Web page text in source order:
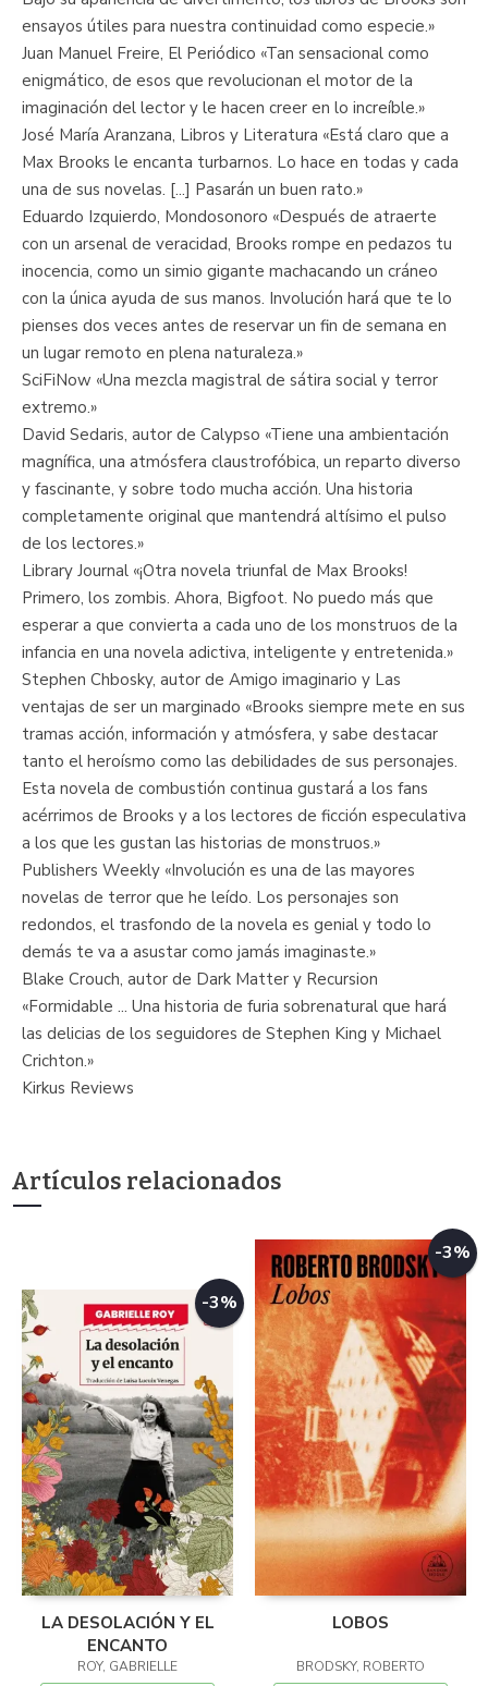
ensayos útiles para nuestra continuidad como especie.»
Juan Manuel Freire, El Periódico «Tan sensacional como
enigmático, de esos que revolucionan el motor de la
imaginación del lector y le hacen creer en lo increíble.»
José María Aranzana, Libros y Literatura «Está claro que a
Max Brooks le encanta turbarnos. Lo hace en todas y cada
una de sus novelas. [...] Pasarán un buen rato.»
Eduardo Izquierdo, Mondosonoro «Después de atraerte
con un arsenal de veracidad, Brooks rompe en pedazos tu
inocencia, como un simio gigante machacando un cráneo
con la única ayuda de sus manos. Involución hará que te lo
pienses dos veces antes de reservar un fin de semana en
un lugar remoto en plena naturaleza.»
SciFiNow «Una mezcla magistral de sátira social y terror
extremo.»
David Sedaris, autor de Calypso «Tiene una ambientación
magnífica, una atmósfera claustrofóbica, un reparto diverso
y fascinante, y sobre todo mucha acción. Una historia
completamente original que mantendrá altísimo el pulso
de los lectores.»
Library Journal «¡Otra novela triunfal de Max Brooks!
Primero, los zombis. Ahora, Bigfoot. No puedo más que
esperar a que convierta a cada uno de los monstruos de la
infancia en una novela adictiva, inteligente y entretenida.»
Stephen Chbosky, autor de Amigo imaginario y Las
ventajas de ser un marginado «Brooks siempre mete en sus
tramas acción, información y atmósfera, y sabe destacar
tanto el heroísmo como las debilidades de sus personajes.
Esta novela de combustión continua gustará a los fans
acérrimos de Brooks y a los lectores de ficción especulativa
a los que les gustan las historias de monstruos.»
Publishers Weekly «Involución es una de las mayores
novelas de terror que he leído. Los personajes son
redondos, el trasfondo de la novela es genial y todo lo
demás te va a asustar como jamás imaginaste.»
Blake Crouch, autor de Dark Matter y Recursion
«Formidable ... Una historia de furia sobrenatural que hará
las delicias de los seguidores de Stephen King y Michael
Crichton.»
Kirkus Reviews
Artículos relacionados
-3%
LA DESOLACIÓN Y EL
ENCANTO
ROY, GABRIELLE
-3%
LOBOS
BRODSKY, ROBERTO